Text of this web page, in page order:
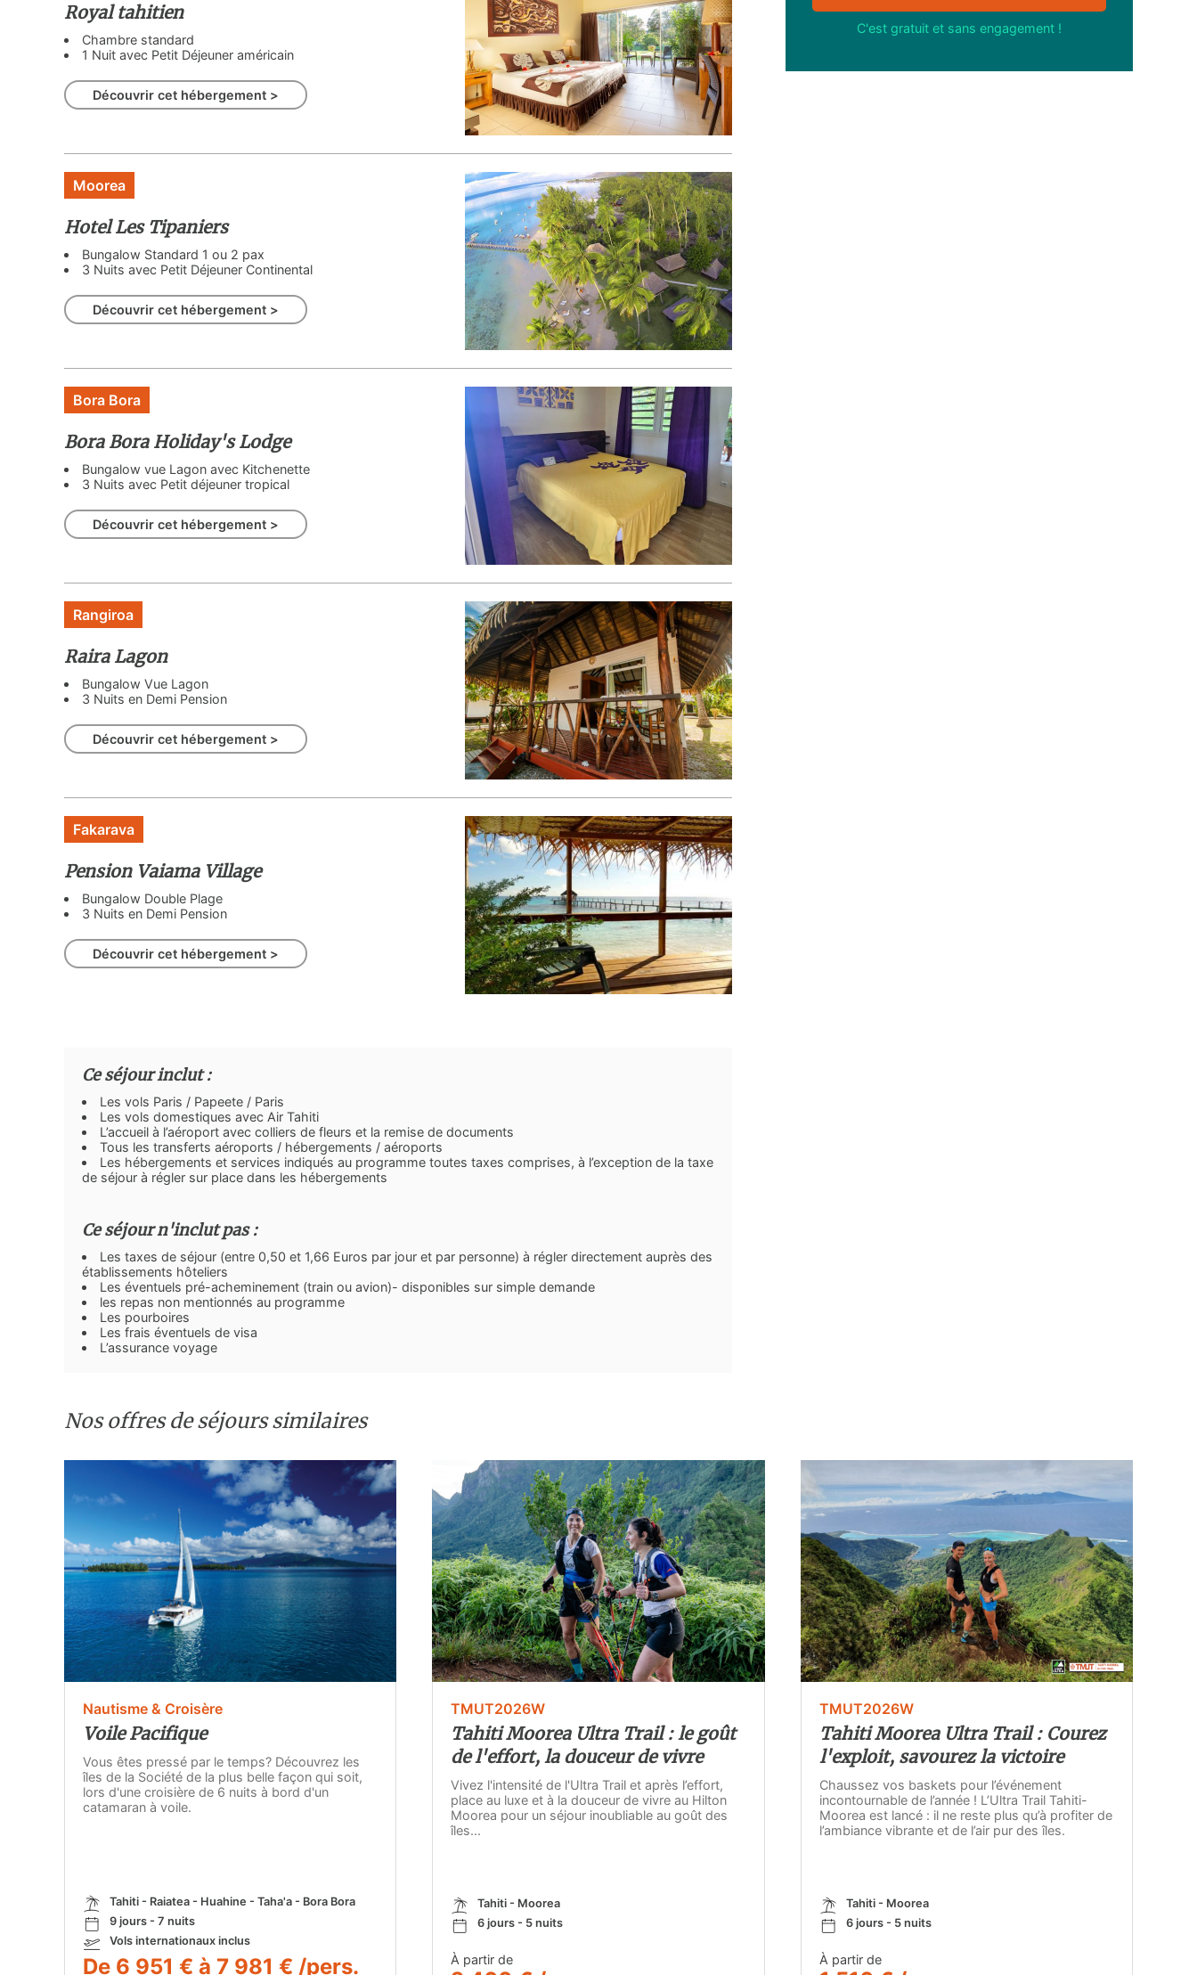
Royal tahitien
Chambre standard
1 Nuit avec Petit Déjeuner américain
Découvrir cet hébergement >
Moorea
Hotel Les Tipaniers
Bungalow Standard 1 ou 2 pax
3 Nuits avec Petit Déjeuner Continental
Découvrir cet hébergement >
Bora Bora
Bora Bora Holiday's Lodge
Bungalow vue Lagon avec Kitchenette
3 Nuits avec Petit déjeuner tropical
Découvrir cet hébergement >
Rangiroa
Raira Lagon
Bungalow Vue Lagon
3 Nuits en Demi Pension
Découvrir cet hébergement >
Fakarava
Pension Vaiama Village
Bungalow Double Plage
3 Nuits en Demi Pension
Découvrir cet hébergement >
Ce séjour inclut :
Les vols Paris / Papeete / Paris
Les vols domestiques avec Air Tahiti
L’accueil à l’aéroport avec colliers de fleurs et la remise de documents
Tous les transferts aéroports / hébergements / aéroports
Les hébergements et services indiqués au programme toutes taxes comprises, à l’exception de la taxe
de séjour à régler sur place dans les hébergements
Ce séjour n'inclut pas :
Les taxes de séjour (entre 0,50 et 1,66 Euros par jour et par personne) à régler directement auprès des
établissements hôteliers
Les éventuels pré-acheminement (train ou avion)- disponibles sur simple demande
les repas non mentionnés au programme
Les pourboires
Les frais éventuels de visa
L’assurance voyage
C'est gratuit et sans engagement !
Nos offres de séjours similaires
Nautisme & Croisère
Voile Pacifique
Vous êtes pressé par le temps? Découvrez les
îles de la Société de la plus belle façon qui soit,
lors d'une croisière de 6 nuits à bord d'un
catamaran à voile.
Tahiti - Raiatea - Huahine - Taha'a - Bora Bora
9 jours - 7 nuits
Vols internationaux inclus
De 6 951 € à 7 981 € /pers.
TMUT2026W
Tahiti Moorea Ultra Trail : le goût
de l'effort, la douceur de vivre
Vivez l'intensité de l'Ultra Trail et après l’effort,
place au luxe et à la douceur de vivre au Hilton
Moorea pour un séjour inoubliable au goût des
îles...
Tahiti - Moorea
6 jours - 5 nuits
À partir de
TMUT2026W
Tahiti Moorea Ultra Trail : Courez
l'exploit, savourez la victoire
Chaussez vos baskets pour l’événement
incontournable de l’année ! L’Ultra Trail Tahiti-
Moorea est lancé : il ne reste plus qu’à profiter de
l’ambiance vibrante et de l’air pur des îles.
Tahiti - Moorea
6 jours - 5 nuits
À partir de